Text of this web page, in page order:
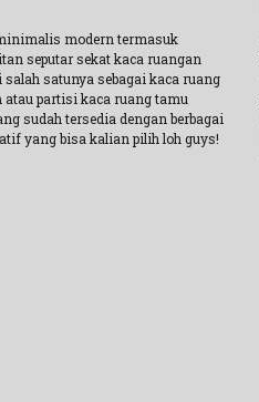
modern termasuk
seputar sekat kaca ruangan
satunya sebagai kaca ruang
atau partisi kaca ruang tamu
sudah tersedia dengan berbagai
yang bisa kalian pilih loh guys!